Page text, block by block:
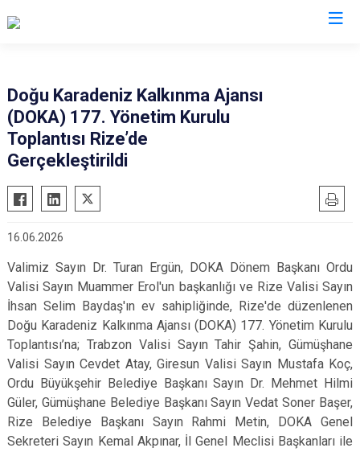
Doğu Karadeniz Kalkınma Ajansı
(DOKA) 177. Yönetim Kurulu
Toplantısı Rize’de
Gerçekleştirildi
16.06.2026
Valimiz Sayın Dr. Turan Ergün, DOKA Dönem Başkanı Ordu
Valisi Sayın Muammer Erol'un başkanlığı ve Rize Valisi Sayın
İhsan Selim Baydaş'ın ev sahipliğinde, Rize'de düzenlenen
Doğu Karadeniz Kalkınma Ajansı (DOKA) 177. Yönetim Kurulu
Toplantısı’na; Trabzon Valisi Sayın Tahir Şahin, Gümüşhane
Valisi Sayın Cevdet Atay, Giresun Valisi Sayın Mustafa Koç,
Ordu Büyükşehir Belediye Başkanı Sayın Dr. Mehmet Hilmi
Güler, Gümüşhane Belediye Başkanı Sayın Vedat Soner Başer,
Rize Belediye Başkanı Sayın Rahmi Metin, DOKA Genel
Sekreteri Sayın Kemal Akpınar, İl Genel Meclisi Başkanları ile